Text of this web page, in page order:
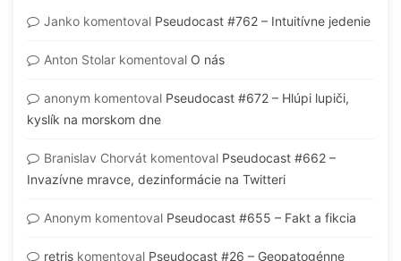
Janko komentoval Pseudocast #762 – Intuitívne jedenie
Anton Stolar komentoval O nás
anonym komentoval Pseudocast #672 – Hlúpi lupiči,
kyslík na morskom dne
Branislav Chorvát komentoval Pseudocast #662 –
Invazívne mravce, dezinformácie na Twitteri
Anonym komentoval Pseudocast #655 – Fakt a fikcia
retris komentoval Pseudocast #26 – Geopatogénne